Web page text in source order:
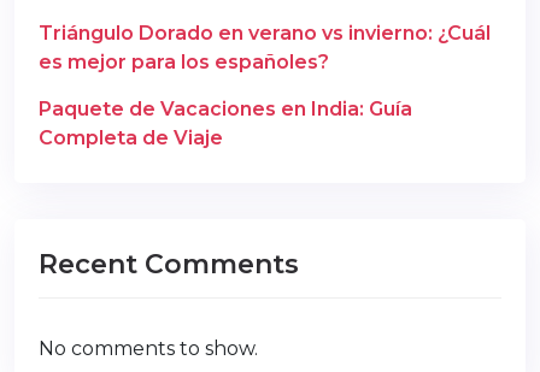
Triángulo Dorado en verano vs invierno: ¿Cuál
es mejor para los españoles?
Paquete de Vacaciones en India: Guía
Completa de Viaje
Recent Comments
No comments to show.